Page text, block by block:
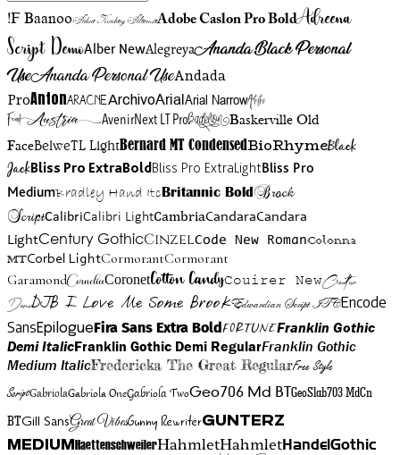
!F BaanooAdine Kirnberg AlternateAdobe Caslon Pro BoldAdreena
Script DemoAlber NewAlegreyaAnanda Black Personal
UseAnanda Personal UseAndada
ProAntonAracneArchivoArialArial NarrowArtistic
FriendAustriaAvenirNext LT ProBadelionBaskerville Old
FaceBelweTL LightBernard MT CondensedBioRhymeBlack
JackBliss Pro ExtraBoldBliss Pro ExtraLightBliss Pro
MediumBradley Hand Itc Britannic Bold Brock
ScriptCalibriCalibri LightCambriaCandaraCandara
LightCentury GothicCinzelCode New RomanColonna
MTCorbel LightCormorantCormorant
GaramondCorneliaCoronetCotton CandyCouirer NewCreattion
DemoDJB I Love Me Some BrookEdwardian Script ITCEncode
SansEpilogueFira Sans Extra BoldFortuneFranklin Gothic
Demi ItalicFranklin Gothic Demi RegularFranklin Gothic
Medium ItalicFredericka The Great RegularFree Style
ScriptGabriolaGabriola OneGabriola TwoGeo706 Md BTGeoSlab703 MdCn
BTGill SansGreat VibesGunny RewriterGunterz
Medium HaettenschweilerHahmletHahmletHandelGothic